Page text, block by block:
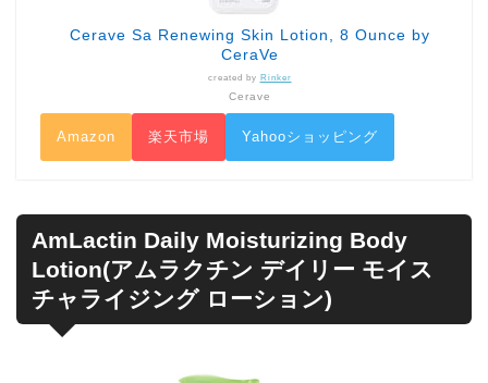
Cerave Sa Renewing Skin Lotion, 8 Ounce by
CeraVe
created by Rinker
Cerave
Amazon 楽天市場 Yahooショッピング
AmLactin Daily Moisturizing Body
Lotion(アムラクチン デイリー モイス
チャライジング ローション)